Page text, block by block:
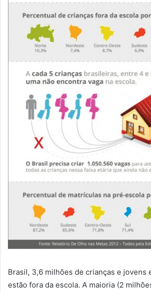
Brasil, 3,6 milhões de crianças e jovens
estão fora da escola. A maioria (2